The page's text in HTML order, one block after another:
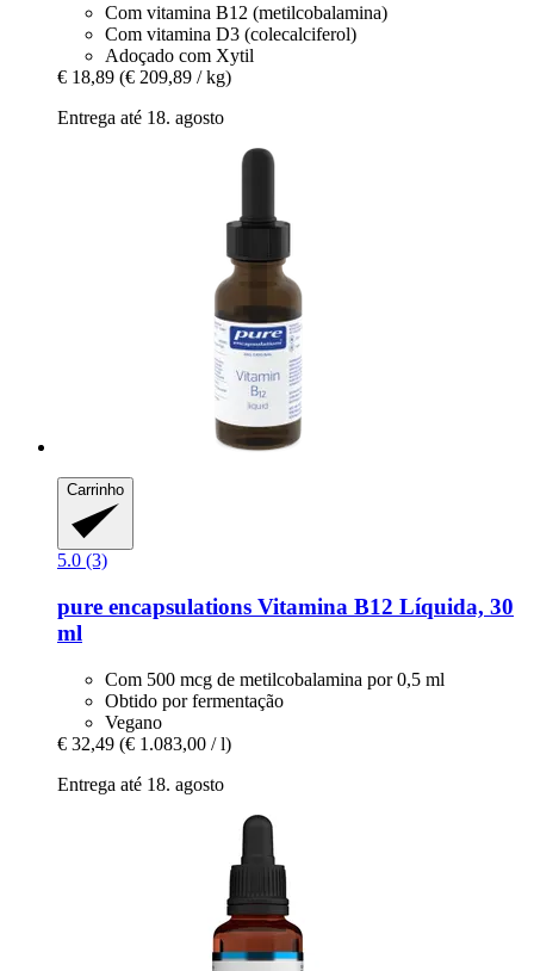
Com vitamina B12 (metilcobalamina)
Com vitamina D3 (colecalciferol)
Adoçado com Xytil
€ 18,89 (€ 209,89 / kg)
Entrega até 18. agosto
Carrinho
5.0 (3)
pure encapsulations Vitamina B12 Líquida, 30
ml
Com 500 mcg de metilcobalamina por 0,5 ml
Obtido por fermentação
Vegano
€ 32,49 (€ 1.083,00 / l)
Entrega até 18. agosto